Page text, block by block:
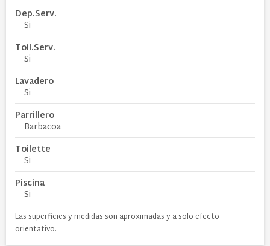
Dep.Serv.
Si
Toil.Serv.
Si
Lavadero
Si
Parrillero
Barbacoa
Toilette
Si
Piscina
Si
Las superficies y medidas son aproximadas y a solo efecto
orientativo.